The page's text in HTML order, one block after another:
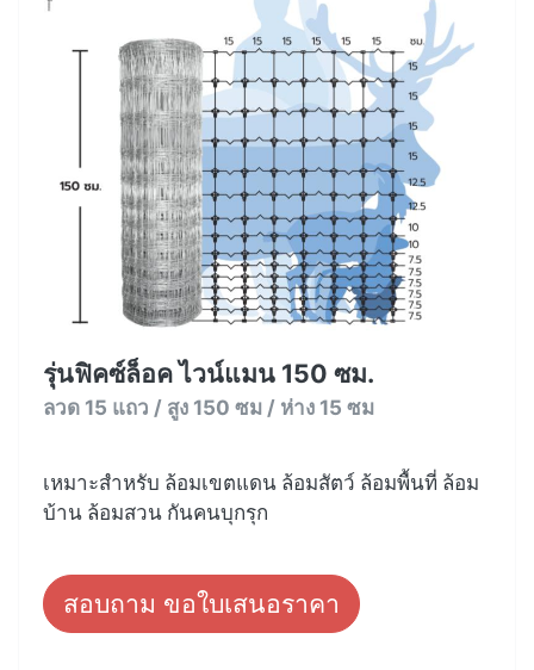
รุ่นฟิคซ์ล็อค ไวน์แมน 150 ซม.
ลวด 15 แถว / สูง 150 ซม / ห่าง 15 ซม
เหมาะสำหรับ ล้อมเขตแดน ล้อมสัตว์ ล้อมพื้นที่ ล้อม
บ้าน ล้อมสวน กันคนบุกรุก
สอบถาม ขอใบเสนอราคา